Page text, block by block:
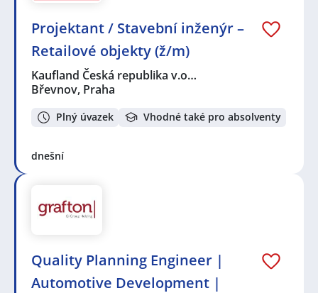
Projektant / Stavební inženýr –
Retailové objekty (ž/m)
Kaufland Česká republika v.o…
Břevnov, Praha
Plný úvazek Vhodné také pro absolventy
dnešní
Quality Planning Engineer |
Automotive Development |